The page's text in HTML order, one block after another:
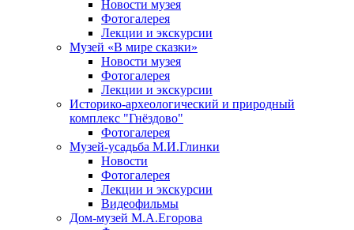
Новости музея
Фотогалерея
Лекции и экскурсии
Музей «В мире сказки»
Новости музея
Фотогалерея
Лекции и экскурсии
Историко-археологический и природный
комплекс "Гнёздово"
Фотогалерея
Музей-усадьба М.И.Глинки
Новости
Фотогалерея
Лекции и экскурсии
Видеофильмы
Дом-музей М.А.Егорова